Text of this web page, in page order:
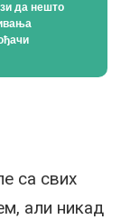
да нешто
са свих
али никад